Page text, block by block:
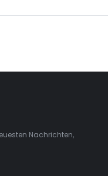
Nachrichten,